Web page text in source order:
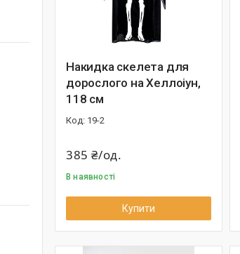
Накидка скелета для
дорослого на Хеллоіун,
118 см
19-2
385 ₴/од.
В наявності
Купити